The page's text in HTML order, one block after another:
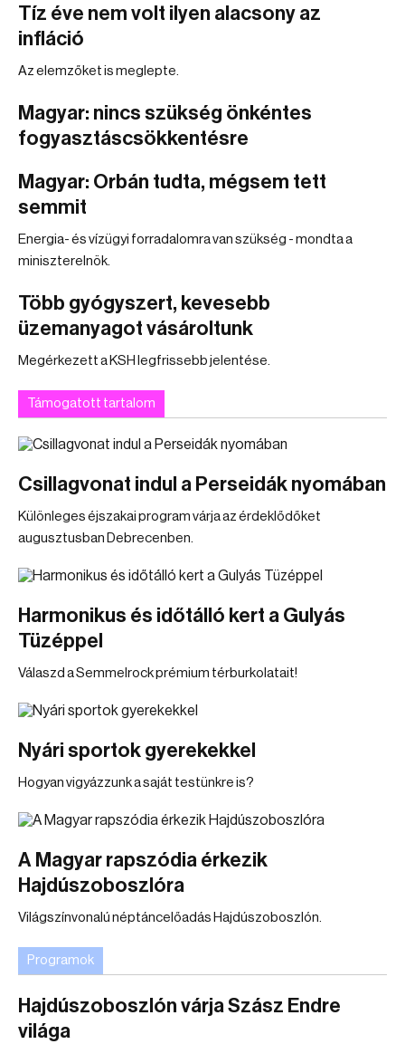
Tíz éve nem volt ilyen alacsony az
infláció
Az elemzőket is meglepte.
Magyar: nincs szükség önkéntes
fogyasztáscsökkentésre
Magyar: Orbán tudta, mégsem tett
semmit
Energia- és vízügyi forradalomra van szükség - mondta a
miniszterelnök.
Több gyógyszert, kevesebb
üzemanyagot vásároltunk
Megérkezett a KSH legfrissebb jelentése.
Támogatott tartalom
Csillagvonat indul a Perseidák nyomában
Különleges éjszakai program várja az érdeklődőket
augusztusban Debrecenben.
Harmonikus és időtálló kert a Gulyás
Tüzéppel
Válaszd a Semmelrock prémium térburkolatait!
Nyári sportok gyerekekkel
Hogyan vigyázzunk a saját testünkre is?
A Magyar rapszódia érkezik
Hajdúszoboszlóra
Világszínvonalú néptáncelőadás Hajdúszoboszlón.
Programok
Hajdúszoboszlón várja Szász Endre
világa